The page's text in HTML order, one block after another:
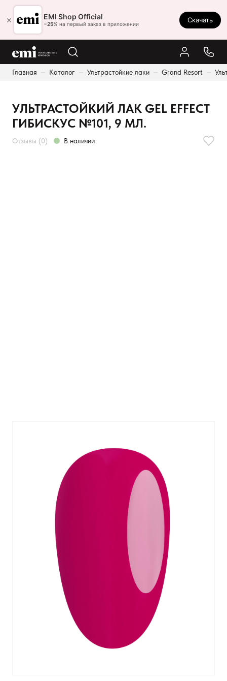
× EMI Shop Official
−25% на первый заказ в приложении
Скачать
Главная Каталог Ультрастойкие лаки Grand Resort
Ростов-на-Дону
8 (800) 550-86-95
Каталог
Оплата и доставка
УЛЬТРАСТОЙКИЙ ЛАК GEL EFFECT
ГИБИСКУС №101, 9 МЛ.
Отзывы (0) В наличии